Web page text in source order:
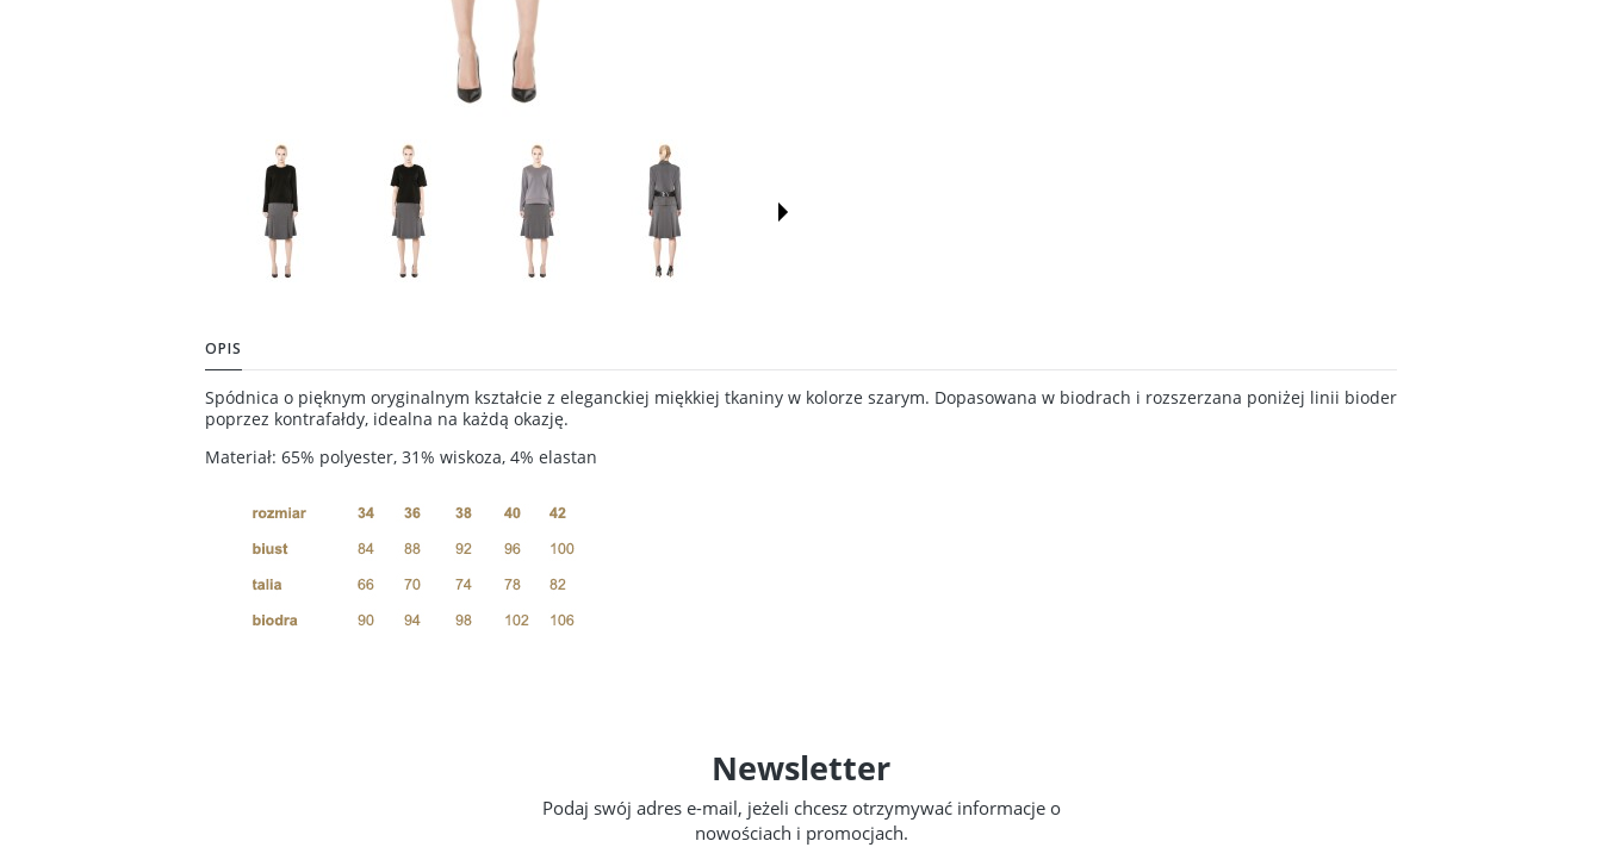
OPIS
Spódnica o pięknym oryginalnym kształcie z eleganckiej miękkiej tkaniny w kolorze szarym. Dopasowana w biodrach i rozszerzana poniżej linii bioder
poprzez kontrafałdy, idealna na każdą okazję.
Materiał: 65% polyester, 31% wiskoza, 4% elastan
Newsletter
Podaj swój adres e-mail, jeżeli chcesz otrzymywać informacje o
nowościach i promocjach.